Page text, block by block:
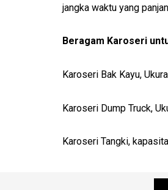
jangka waktu yang
Beragam Karoseri
Karoseri Bak Kayu,
Karoseri Dump Truck,
Karoseri Tangki,